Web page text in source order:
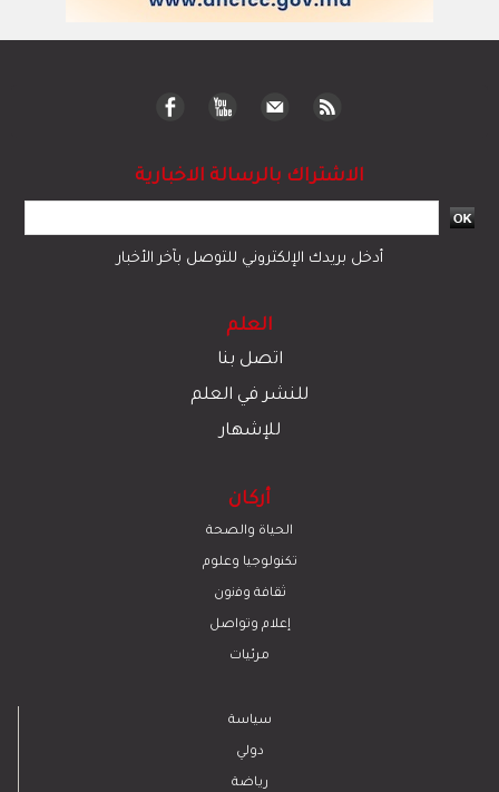
الاشتراك بالرسالة الاخبارية
أدخل بريدك الإلكتروني للتوصل بآخر الأخبار
العلم
اتصل بنا
للنشر في العلم
للإشهار
أركان
الحياة والصحة
تكنولوجيا وعلوم
ﺛﻘﺎﻓﺔ وﻓﻧون
إعلام وتواصل
مرئيات
سياسة
دولي
رياضة